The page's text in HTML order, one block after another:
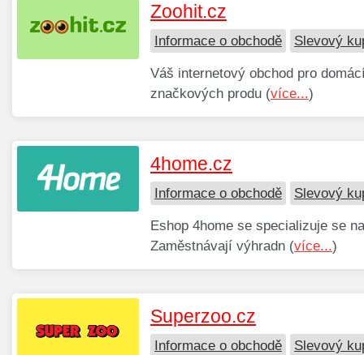
Zoohit.cz
Informace o obchodě Slevový
Váš internetový obchod pro
značkových produ (více...)
4home.cz
Informace o obchodě Slevový
Eshop 4home se specializuje se
Zaměstnávají výhradn (více...)
Superzoo.cz
Informace o obchodě Slevový